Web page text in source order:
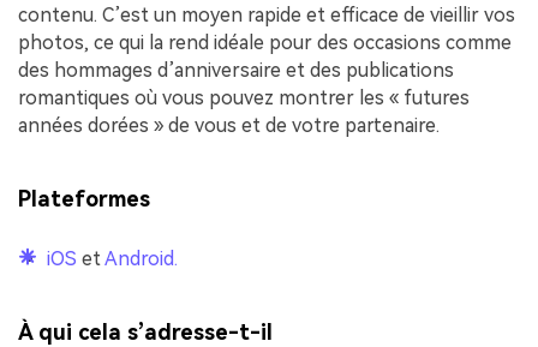
contenu. C’est un moyen rapide et efficace de vieillir vos
photos, ce qui la rend idéale pour des occasions comme
des hommages d’anniversaire et des publications
romantiques où vous pouvez montrer les « futures
années dorées » de vous et de votre partenaire.
Plateformes
iOS et Android.
À qui cela s’adresse-t-il